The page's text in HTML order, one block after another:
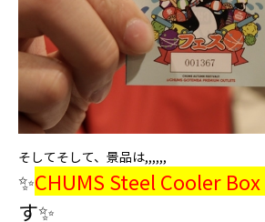
そしてそして、景品は,,,,,,
✨CHUMS Steel Cooler
す✨